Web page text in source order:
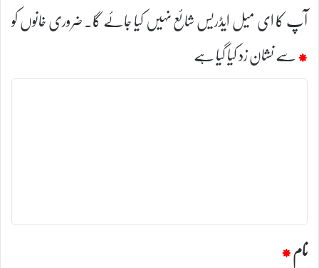
آپ کا ای میل ایڈریس شائع نہیں کیا جائے گا۔ضروری خانوں کو
*سے نشان زد کیا گیا ہے
ت
نام*